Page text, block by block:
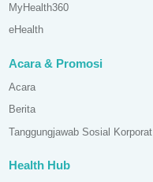
MyHealth360
eHealth
Acara & Promosi
Acara
Berita
Tanggungjawab Sosial Korporat
Health Hub